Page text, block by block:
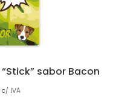
sabor Bacon
c/ IVA